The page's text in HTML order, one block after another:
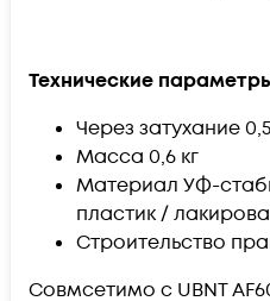
Технические
Через затухание
Масса 0,6 кг
Материал УФ-
пластик /
Строительство
Совмсетимо с UBNT